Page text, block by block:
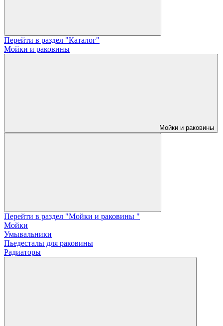
Перейти в раздел "Каталог"
Мойки и раковины
Мойки и раковины
Перейти в раздел "Мойки и раковины "
Мойки
Умывальники
Пьедесталы для раковины
Радиаторы